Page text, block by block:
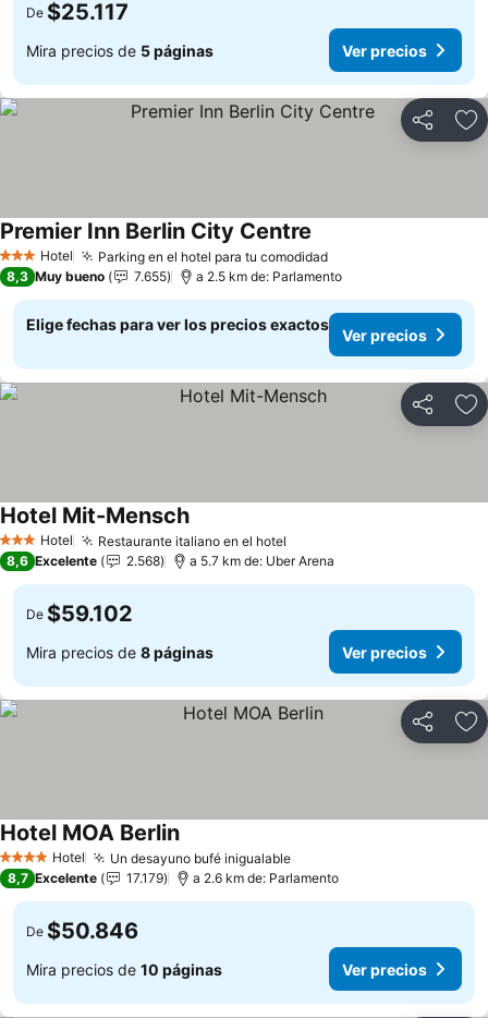
De $25.117
Mira precios de 5 páginas Ver precios
Compartir
3 Estrellas
Hotel Parking en el hotel para tu comodidad
Premier Inn Berlin City Centre
8,3 Muy bueno 7.655 a 2.5 km de: Parlamento
Elige fechas para ver los precios exactos
Ver precios
Compartir
3 Estrellas
Hotel Restaurante italiano en el hotel
Hotel Mit-Mensch
8,6 Excelente 2.568 a 5.7 km de: Uber Arena
De $59.102
Mira precios de 8 páginas Ver precios
Compartir
4 EstrellasHotel Un desayuno bufé inigualable
Hotel MOA Berlin
8,7 Excelente 17.179 a 2.6 km de: Parlamento
De $50.846
Mira precios de 10 páginas Ver precios